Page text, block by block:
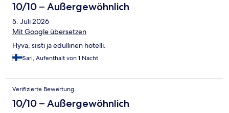
10/10 – Außergewöhnlich
5. Juli 2026
Mit Google übersetzen
Hyvä, siisti ja edullinen hotelli.
Sari, Aufenthalt von 1 Nacht
Verifizierte Bewertung
10/10 – Außergewöhnlich